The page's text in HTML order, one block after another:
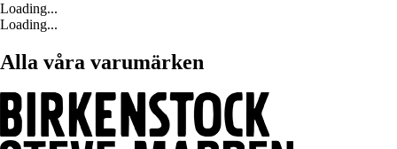
Loading...
Loading...
Alla våra varumärken